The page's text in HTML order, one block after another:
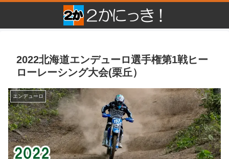
2022北海道エンデューロ選手権第1戦ヒー
ローレーシング大会(栗丘）
エンデューロ